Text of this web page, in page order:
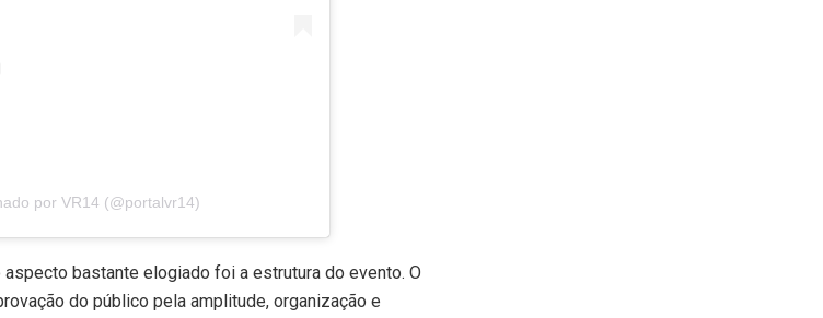
por VR14 (@portalvr14)
bastante elogiado foi a estrutura do evento. O
do público pela amplitude, organização e